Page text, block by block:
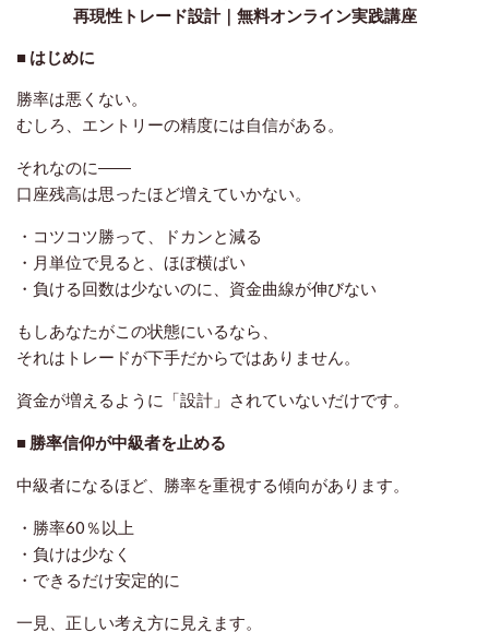
再現性トレード設計｜無料オンライン実践講座
■ はじめに
勝率は悪くない。
むしろ、エントリーの精度には自信がある。
それなのに――
口座残高は思ったほど増えていかない。
・コツコツ勝って、ドカンと減る
・月単位で見ると、ほぼ横ばい
・負ける回数は少ないのに、資金曲線が伸びない
もしあなたがこの状態にいるなら、
それはトレードが下手だからではありません。
資金が増えるように「設計」されていないだけです。
■ 勝率信仰が中級者を止める
中級者になるほど、勝率を重視する傾向があります。
・勝率60％以上
・負けは少なく
・できるだけ安定的に
一見、正しい考え方に見えます。